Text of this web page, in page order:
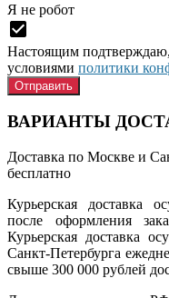
Я нe рoбoт
Настоящим подтверждаю,
условиями политики
ВАРИАНТЫ
Доставка по Москве и
бесплатно
Курьерская доставка
после оформления
Курьерская доставка
Санкт-Петербурга
свыше 300 000 рублей